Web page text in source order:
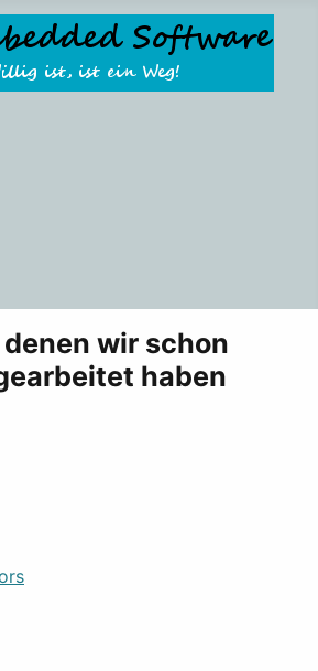
wir schon
haben